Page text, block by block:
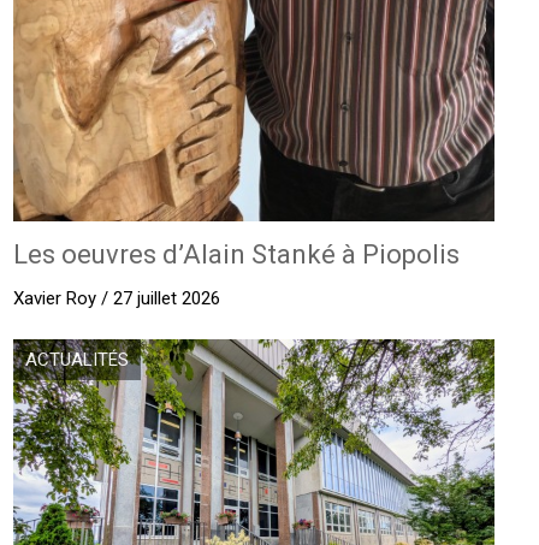
Les oeuvres d’Alain Stanké à Piopolis
Xavier Roy / 27 juillet 2026
ACTUALITÉS